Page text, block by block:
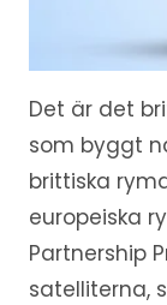
Det är det
som byggt
brittiska
europeiska
Partnership
satelliterna,